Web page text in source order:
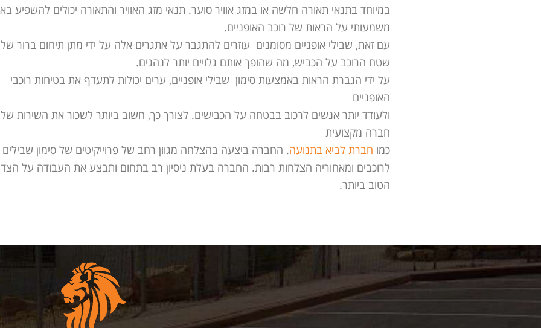
במיוחד בתנאי תאורה חלשה או במזג אוויר סוער. תנאי מזג האוויר והתאורה יכולים להשפיע
משמעותי על הראות של רוכב האופניים.
עם זאת, שבילי אופניים מסומנים עוזרים להתגבר על אתגרים אלה על ידי מתן תיחום ברור של
שטח הרוכב על הכביש, מה שהופך אותם גלויים יותר לנהגים.
על ידי הגברת הראות באמצעות סימון שבילי אופניים, ערים יכולות לתעדף את בטיחות רוכבי
האופניים
ולעודד יותר אנשים לרכוב בבטחה על הכבישים. לצורך כך, חשוב ביותר לשכור את השירות של
חברה מקצועית
כמו חברת לביא בתנועה. החברה ביצעה בהצלחה מגוון רחב של פרוייקיטים של סימון שבילים
לרוכבים ומאחוריה הצלחות רבות. החברה בעלת ניסיון רב בתחום ותבצע את העבודה על הצד
הטוב ביותר.